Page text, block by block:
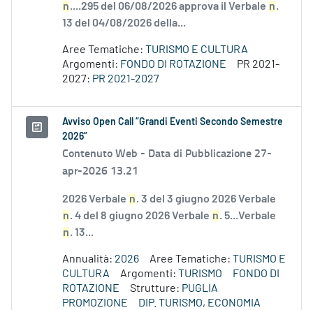
n....295 del 06/08/2026 approva il Verbale n.
13 del 04/08/2026 della...
Aree Tematiche: TURISMO E CULTURA
Argomenti: FONDO DI ROTAZIONE
PR 2021-
2027: PR 2021-2027
Avviso Open Call “Grandi Eventi Secondo Semestre
2026”
Contenuto Web - Data di Pubblicazione 27-
apr-2026 13.21
2026 Verbale n. 3 del 3 giugno 2026 Verbale
n. 4 del 8 giugno 2026 Verbale n. 5...Verbale
n. 13...
Annualità: 2026 Aree Tematiche: TURISMO E
CULTURA
Argomenti: TURISMO
FONDO DI
ROTAZIONE
Strutture: PUGLIA
PROMOZIONE
DIP. TURISMO, ECONOMIA